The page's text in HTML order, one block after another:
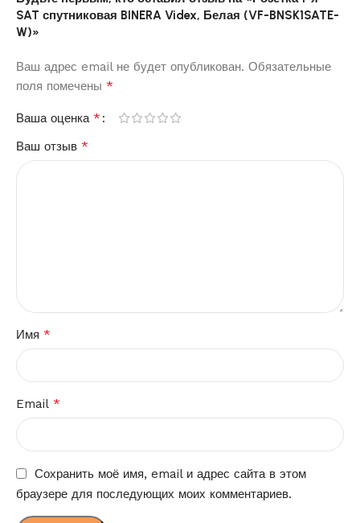
SAT спутниковая BINERA Videx, Белая (VF-BNSK1SATE-
W)»
Ваш адрес email не будет опубликован. Обязательные
поля помечены *
Ваша оценка *
Ваш отзыв *
Имя *
Email *
Сохранить моё имя, email и адрес сайта в этом
браузере для последующих моих комментариев.